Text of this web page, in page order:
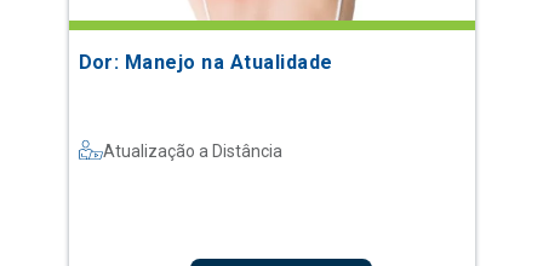
Dor: Manejo na Atualidade
Atualização a Distância